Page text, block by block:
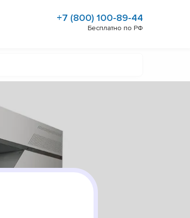
+7 (800) 100-89-44
Бесплатно по РФ